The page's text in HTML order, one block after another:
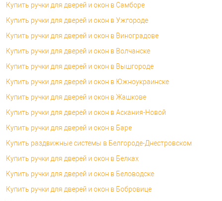
Купить ручки для дверей и окон в Самборе
Купить ручки для дверей и окон в Ужгороде
Купить ручки для дверей и окон в Виноградове
Купить ручки для дверей и окон в Волчанске
Купить ручки для дверей и окон в Вышгороде
Купить ручки для дверей и окон в Южноукраинске
Купить ручки для дверей и окон в Жашкове
Купить ручки для дверей и окон в Аскания-Новой
Купить ручки для дверей и окон в Баре
Купить раздвижные системы в Белгороде-Днестровском
Купить ручки для дверей и окон в Белках
Купить ручки для дверей и окон в Беловодске
Купить ручки для дверей и окон в Бобровице